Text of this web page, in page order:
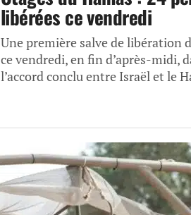
libérées ce vendredi
Une première salve de libération
ce vendredi, en fin d’après-midi,
l’accord conclu entre Israël et le